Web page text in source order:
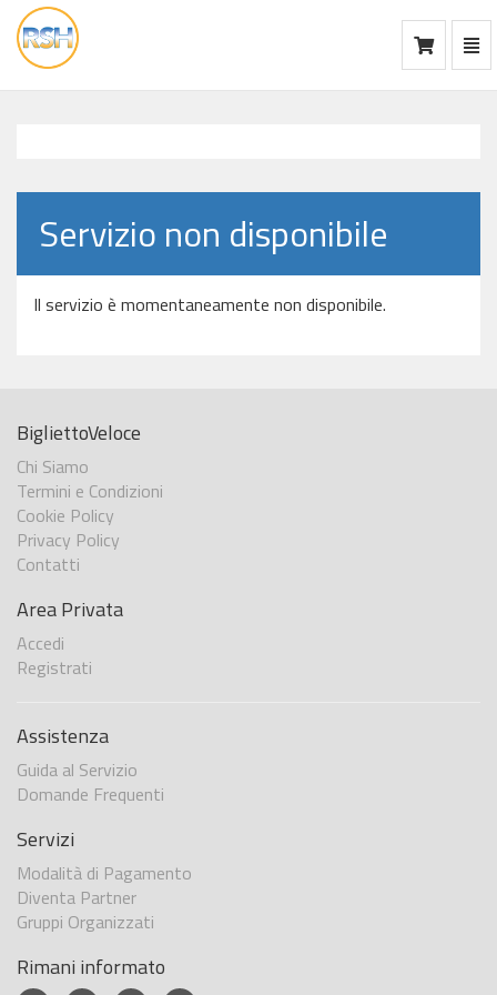
vai
alla
Servizio non disponibile
Il servizio è momentaneamente non disponibile.
BigliettoVeloce
Chi Siamo
Termini e Condizioni
Cookie Policy
Privacy Policy
Contatti
Area Privata
Accedi
Registrati
Assistenza
Guida al Servizio
Domande Frequenti
Servizi
Modalità di Pagamento
Diventa Partner
Gruppi Organizzati
Rimani informato